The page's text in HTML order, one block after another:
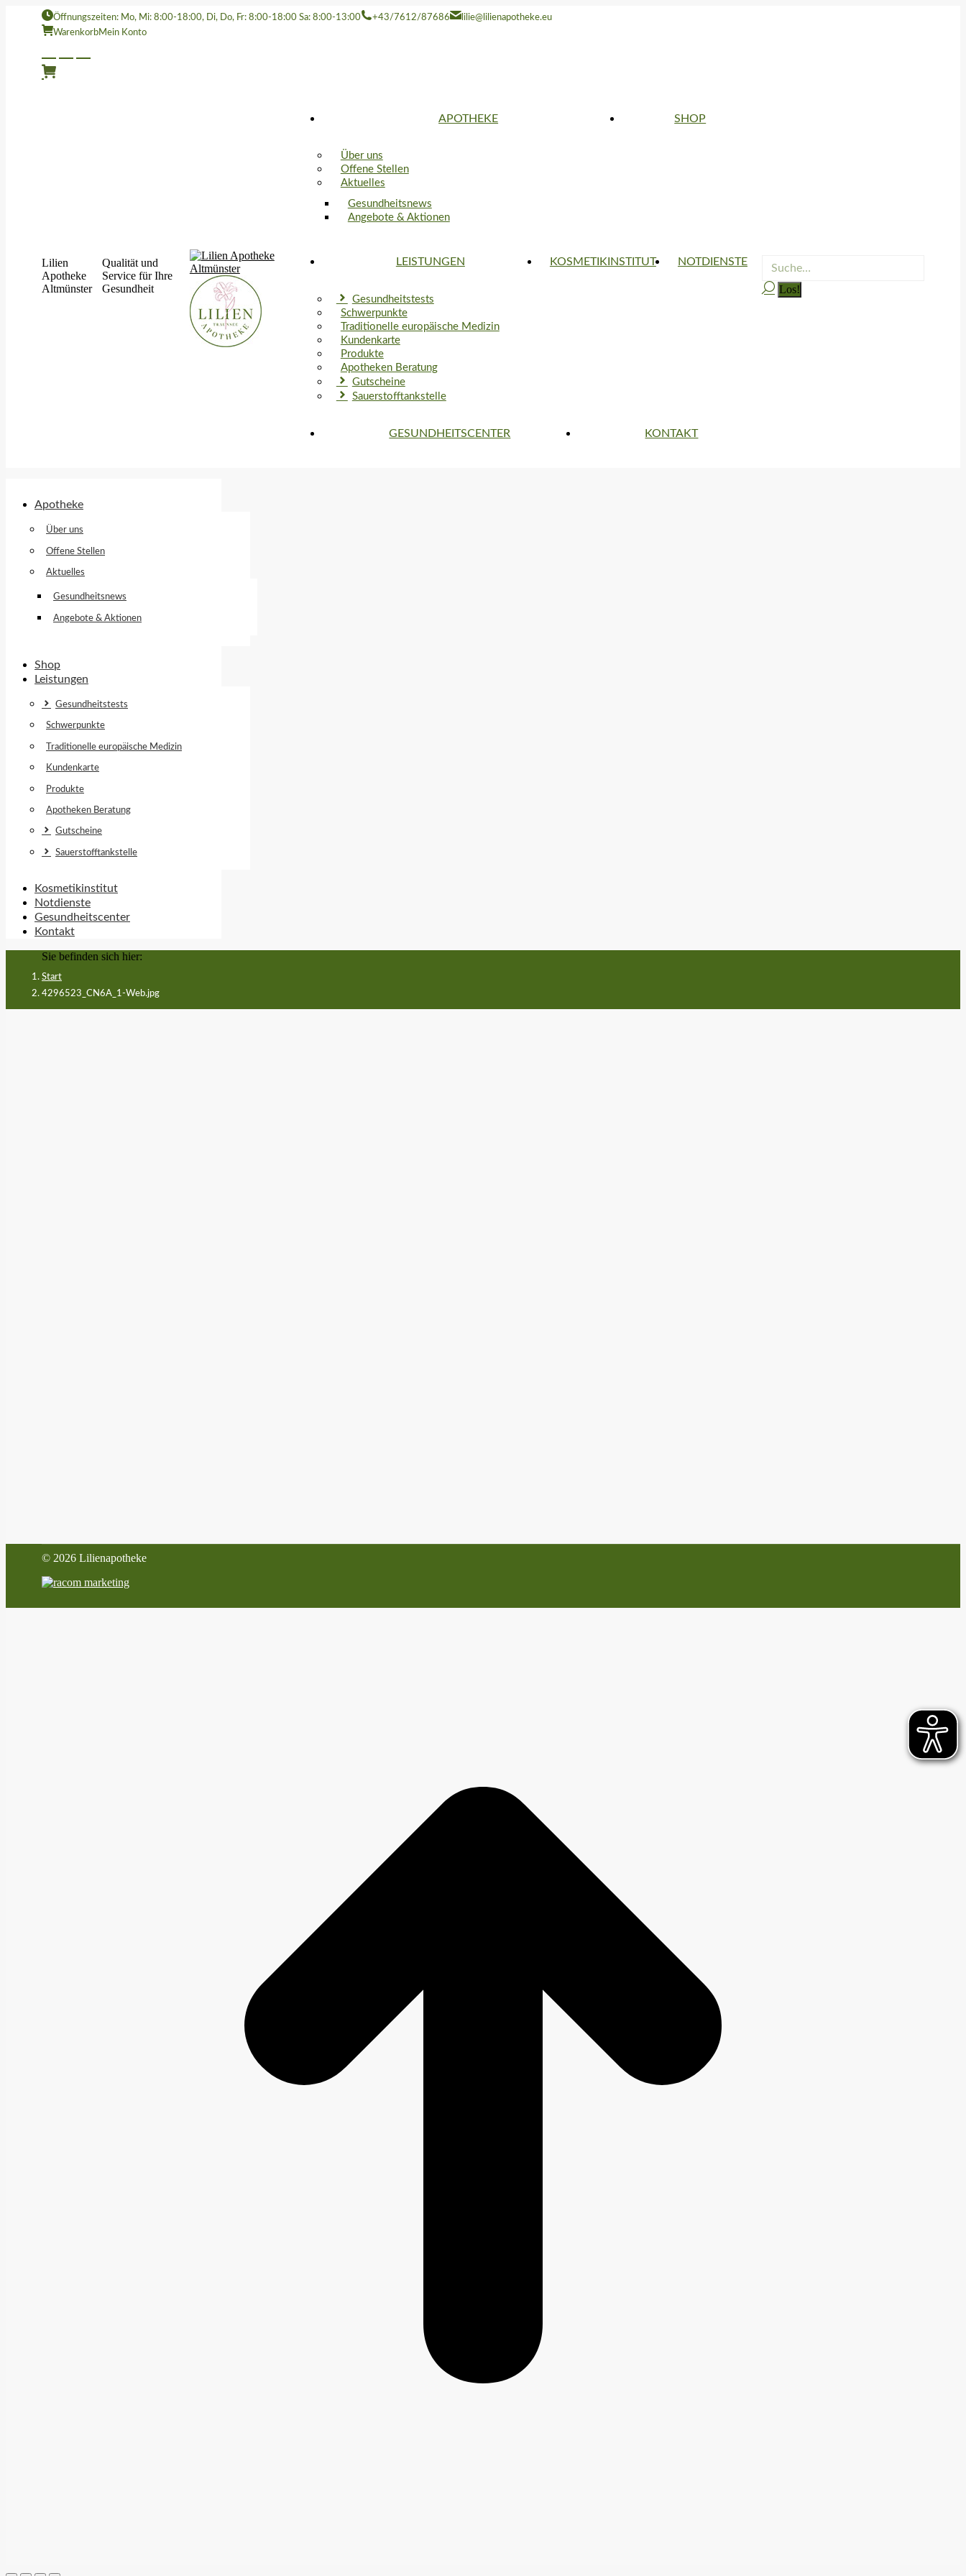
Öffnungszeiten: Mo, Mi: 8:00-18:00, Di, Do, Fr: 8:00-18:00 Sa: 8:00-13:00 +43/7612/87686
lilie@lilienapotheke.eu
WarenkorbMein Konto
Lilien
Apotheke
Altmünster
Qualität und
Service für Ihre
Gesundheit
APOTHEKE
Über uns
Offene Stellen
Aktuelles
Gesundheitsnews
Angebote & Aktionen
SHOP
LEISTUNGEN
Gesundheitstests
Schwerpunkte
Traditionelle europäische Medizin
Kundenkarte
Produkte
Apotheken Beratung
Gutscheine
Sauerstofftankstelle
KOSMETIKINSTITUT NOTDIENSTE
GESUNDHEITSCENTER KONTAKT
Apotheke
Über uns
Offene Stellen
Aktuelles
Gesundheitsnews
Angebote & Aktionen
Shop
Leistungen
Gesundheitstests
Schwerpunkte
Traditionelle europäische Medizin
Kundenkarte
Produkte
Apotheken Beratung
Gutscheine
Sauerstofftankstelle
Kosmetikinstitut
Notdienste
Gesundheitscenter
Kontakt
Sie befinden sich hier:
Start
4296523_CN6A_1-Web.jpg
© 2026 Lilienapotheke